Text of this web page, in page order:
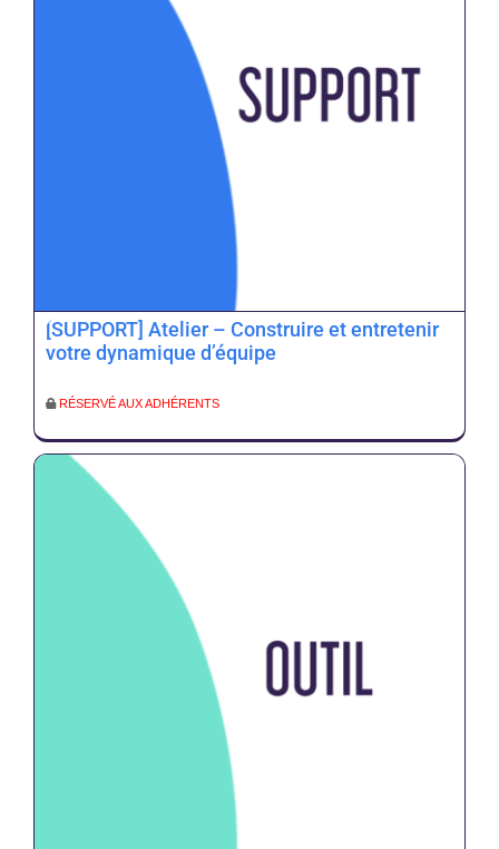
[SUPPORT] Atelier – Construire et entretenir
votre dynamique d’équipe
RÉSERVÉ AUX ADHÉRENTS